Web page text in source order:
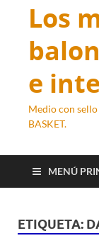
Los
e
Medio con
BASKET.
MENÚ
ETIQUETA: